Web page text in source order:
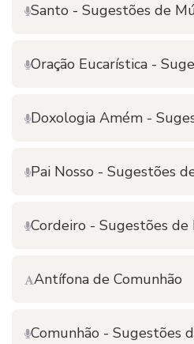
Santo - Sugestões de
Oração Eucarística -
Doxologia Amém -
Pai Nosso - Sugestões
Cordeiro - Sugestões de
Antífona de Comunhão
Comunhão - Sugestões